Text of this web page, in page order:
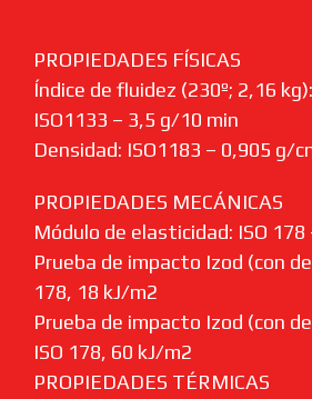
PROPIEDADES FÍSICAS
Índice de fluidez (230º; 2,16 kg):
ISO1133 – 3,5 g/10 min
Densidad: ISO1183 – 0,905 g/
PROPIEDADES MECÁNICAS
Módulo de elasticidad: ISO 178
Prueba de impacto Izod (con
178, 18 kJ/m2
Prueba de impacto Izod (con
ISO 178, 60 kJ/m2
PROPIEDADES TÉRMICAS